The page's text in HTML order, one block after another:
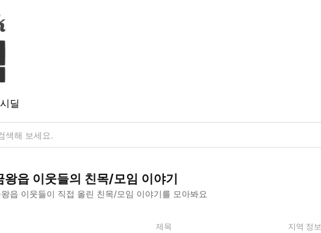
딜
왕읍 이웃들의 친목/모임 이야기
읍 이웃들이 직접 올린 친목/모임 이야기를 모아봐요
제목 지역 정보